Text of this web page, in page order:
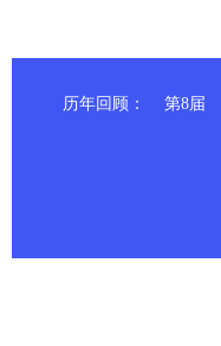
历年回顾： 第8届